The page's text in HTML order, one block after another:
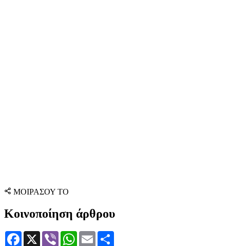
ΜΟΙΡΑΣΟΥ ΤΟ
Κοινοποίηση άρθρου
Facebook
X Viber WhatsApp
Email